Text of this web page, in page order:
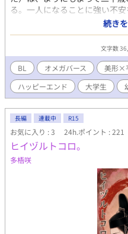
る。一人になることに強い不
の番」になりたいと願う蒼汰
を失った悲しみから、蒼汰は
引き籠ってしまう。そんな彼
しかけてきた。彼の名前は神
は幼い頃に「お互いが二十歳の
約束をしていたのだった。 そ
から立ち直っていく蒼汰。いつ
に惹かれていくが、引きこも
でいて…。
続き
文字数
BL オメガバース 美形×
ハッピーエンド
大学生
長編 連載中 R15
お気に入り : 3 24h.ポイント : 221
ヒイヅルトコロ。
多梧咲